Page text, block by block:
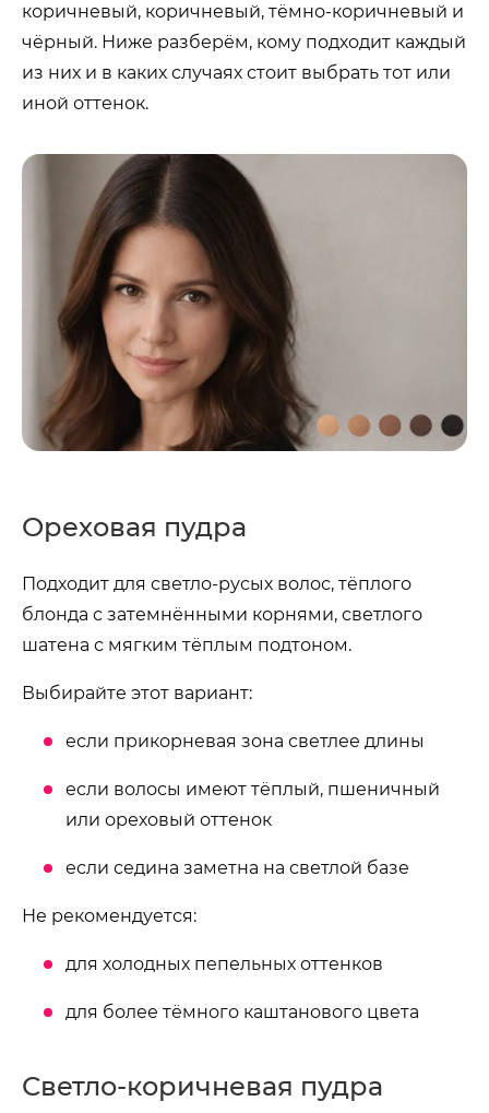
коричневый, коричневый, тёмно-коричневый и
чёрный. Ниже разберём, кому подходит каждый
из них и в каких случаях стоит выбрать тот или
иной оттенок.
Ореховая пудра
Подходит для светло-русых волос, тёплого
блонда с затемнёнными корнями, светлого
шатена с мягким тёплым подтоном.
Выбирайте этот вариант:
если прикорневая зона светлее длины
если волосы имеют тёплый, пшеничный
или ореховый оттенок
если седина заметна на светлой базе
Не рекомендуется:
для холодных пепельных оттенков
для более тёмного каштанового цвета
Светло-коричневая пудра